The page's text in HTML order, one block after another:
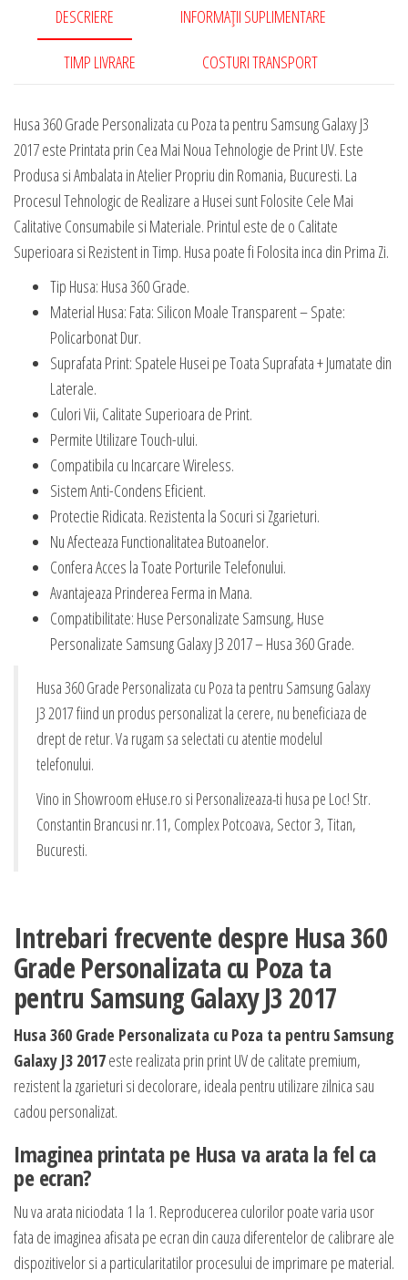
DESCRIERE INFORMAȚII SUPLIMENTARE
TIMP LIVRARE COSTURI TRANSPORT
Husa 360 Grade Personalizata cu Poza ta pentru Samsung Galaxy J3
2017 este Printata prin Cea Mai Noua Tehnologie de Print UV. Este
Produsa si Ambalata in Atelier Propriu din Romania, Bucuresti. La
Procesul Tehnologic de Realizare a Husei sunt Folosite Cele Mai
Calitative Consumabile si Materiale. Printul este de o Calitate
Superioara si Rezistent in Timp. Husa poate fi Folosita inca din Prima Zi.
Tip Husa: Husa 360 Grade.
Material Husa: Fata: Silicon Moale Transparent – Spate:
Policarbonat Dur.
Suprafata Print: Spatele Husei pe Toata Suprafata + Jumatate din
Laterale.
Culori Vii, Calitate Superioara de Print.
Permite Utilizare Touch-ului.
Compatibila cu Incarcare Wireless.
Sistem Anti-Condens Eficient.
Protectie Ridicata. Rezistenta la Socuri si Zgarieturi.
Nu Afecteaza Functionalitatea Butoanelor.
Confera Acces la Toate Porturile Telefonului.
Avantajeaza Prinderea Ferma in Mana.
Compatibilitate: Huse Personalizate Samsung, Huse
Personalizate Samsung Galaxy J3 2017 – Husa 360 Grade.
Husa 360 Grade Personalizata cu Poza ta pentru Samsung Galaxy
J3 2017 fiind un produs personalizat la cerere, nu beneficiaza de
drept de retur. Va rugam sa selectati cu atentie modelul
telefonului.
Vino in Showroom eHuse.ro si Personalizeaza-ti husa pe Loc! Str.
Constantin Brancusi nr.11, Complex Potcoava, Sector 3, Titan,
Bucuresti.
Intrebari frecvente despre Husa 360
Grade Personalizata cu Poza ta
pentru Samsung Galaxy J3 2017
Husa 360 Grade Personalizata cu Poza ta pentru Samsung
Galaxy J3 2017este realizata prin print UV de calitate premium,
rezistent la zgarieturi si decolorare, ideala pentru utilizare zilnica sau
cadou personalizat.
Imaginea printata pe Husa va arata la fel ca
pe ecran?
Nu va arata niciodata 1 la 1. Reproducerea culorilor poate varia usor
fata de imaginea afisata pe ecran din cauza diferentelor de calibrare ale
dispozitivelor si a particularitatilor procesului de imprimare pe material.